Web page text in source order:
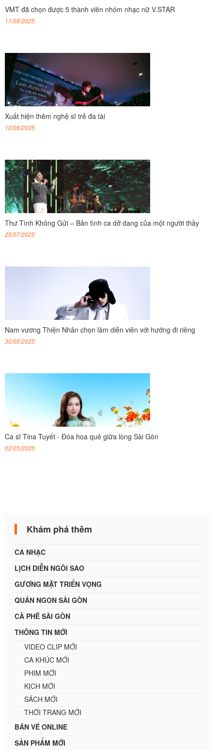
VMT đã chọn được 5 thành viên nhóm nhạc nữ V.STAR
11/08/2025
Xuất hiện thêm nghệ sĩ trẻ đa tài
10/08/2025
Thư Tình Không Gửi – Bản tình ca dở dang của một người thầy
25/07/2025
Nam vương Thiện Nhân chọn làm diễn viên với hướng đi riêng
30/05/2025
Ca sĩ Tina Tuyết - Đóa hoa quê giữa lòng Sài Gòn
02/05/2025
Khám phá thêm
CA NHẠC
LỊCH DIỄN NGÔI SAO
GƯƠNG MẶT TRIỂN VỌNG
QUÁN NGON SÀI GÒN
CÀ PHÊ SÀI GÒN
THÔNG TIN MỚI
VIDEO CLIP MỚI
CA KHÚC MỚI
PHIM MỚI
KỊCH MỚI
SÁCH MỚI
THỜI TRANG MỚI
BÁN VÉ ONLINE
SẢN PHẨM MỚI